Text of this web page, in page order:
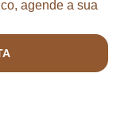
agende a sua